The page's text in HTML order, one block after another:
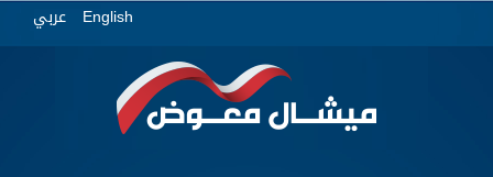
عربي English